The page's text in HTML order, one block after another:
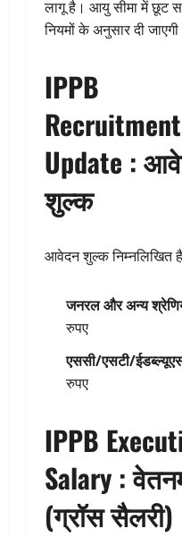
लागू है। आयु सीमा में छूट
नियमों के अनुसार दी
IPPB
Recruitment
Update :
शुल्क
आवेदन शुल्क निम्नलिखित
जनरल और अन्य
रुपए
एससी/एसटी/
रुपए
IPPB
Salary :
(ग्रॉस सैलरी)